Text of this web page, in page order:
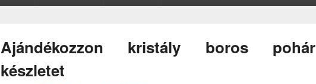
Ajándékozzon kristály boros pohár
készletet